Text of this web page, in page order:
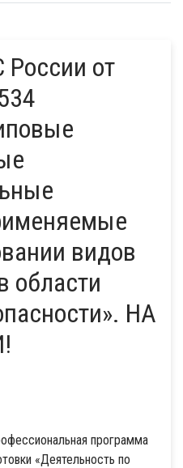
от
видов
области
НА
программа
«Деятельность по